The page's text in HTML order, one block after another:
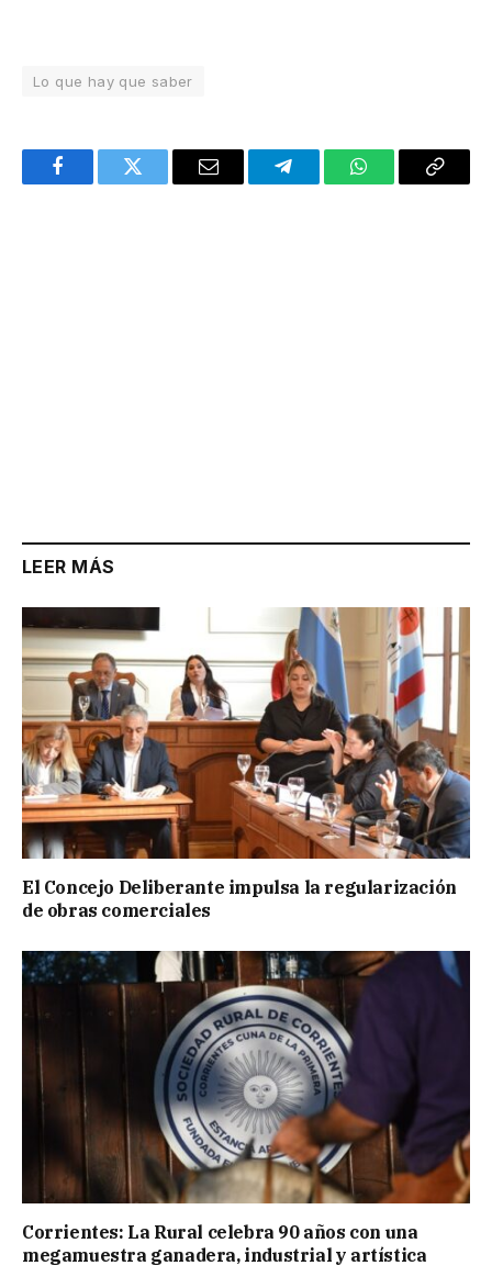
Lo que hay que saber
FacebookTwitter Email TelegramWhatsAppCopy
LEER MÁS
El Concejo Deliberante impulsa la regularización
de obras comerciales
Corrientes: La Rural celebra 90 años con una
megamuestra ganadera, industrial y artística